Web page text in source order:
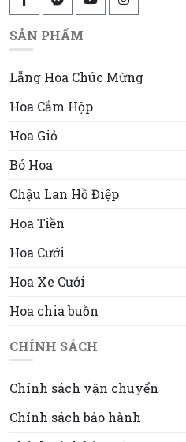
SẢN PHẨM
Lẵng Hoa Chúc Mừng
Hoa Cắm Hộp
Hoa Giỏ
Bó Hoa
Chậu Lan Hồ Điệp
Hoa Tiền
Hoa Cưới
Hoa Xe Cưới
Hoa chia buồn
CHÍNH SÁCH
Chính sách vận chuyển
Chính sách bảo hành